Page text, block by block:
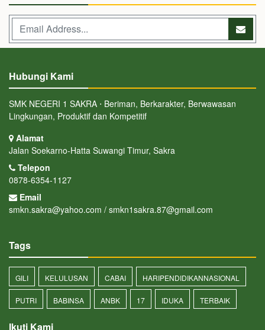
Hubungi Kami
SMK NEGERI 1 SAKRA ⋅ Beriman, Berkarakter, Berwawasan
Lingkungan, Produktif dan Kompetitif
Alamat
Jalan Soekarno-Hatta Suwangi Timur, Sakra
Telepon
0878-6354-1127
Email
smkn.sakra@yahoo.com / smkn1sakra.87@gmail.com
Tags
GILI KELULUSAN CABAI HARIPENDIDIKANNASIONAL
PUTRI BABINSA ANBK 17 IDUKA TERBAIK
Ikuti Kami